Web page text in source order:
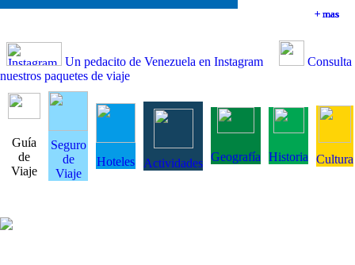
+ mas
+ mas
+ mas
+ mas
Un pedacito de Venezuela en Instagram
Consulta
nuestros paquetes de viaje
Guía
de
Viaje
Seguro
de
Viaje
Hoteles Actividades Geografía Historia Cultura